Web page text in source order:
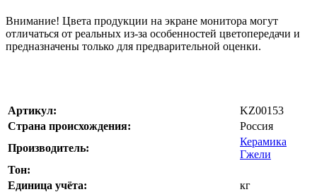
Внимание! Цвета продукции на экране монитора могут
отличаться от реальных из-за особенностей цветопередачи и
предназначены только для предварительной оценки.
Артикул:
KZ00153
Страна происхождения:
Россия
Производитель:
Керамика
Гжели
Тон:
Единица учёта:
кг